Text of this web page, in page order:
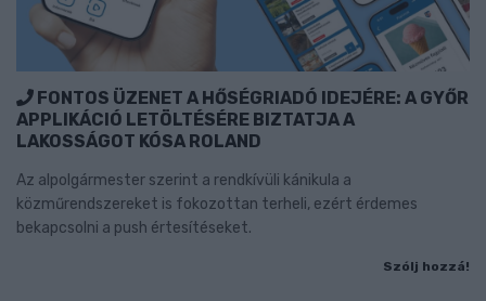
FONTOS ÜZENET A HŐSÉGRIADÓ IDEJÉRE: A GYŐR
APPLIKÁCIÓ LETÖLTÉSÉRE BIZTATJA A
LAKOSSÁGOT KÓSA ROLAND
Az alpolgármester szerint a rendkívüli kánikula a
közműrendszereket is fokozottan terheli, ezért érdemes
bekapcsolni a push értesítéseket.
Szólj hozzá!